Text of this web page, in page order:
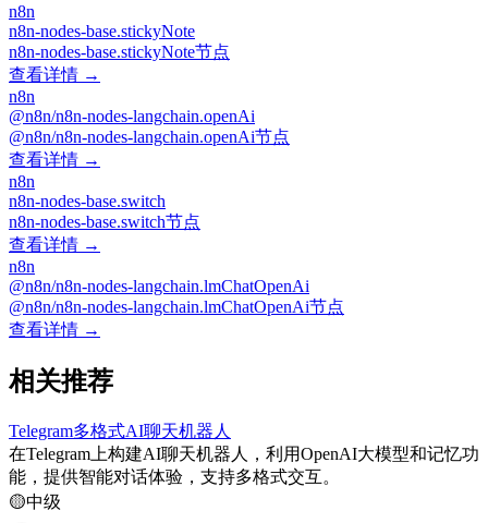
n8n
n8n-nodes-base.stickyNote
n8n-nodes-base.stickyNote节点
查看详情 →
n8n
@n8n/n8n-nodes-langchain.openAi
@n8n/n8n-nodes-langchain.openAi节点
查看详情 →
n8n
n8n-nodes-base.switch
n8n-nodes-base.switch节点
查看详情 →
n8n
@n8n/n8n-nodes-langchain.lmChatOpenAi
@n8n/n8n-nodes-langchain.lmChatOpenAi节点
查看详情 →
相关推荐
Telegram多格式AI聊天机器人
在Telegram上构建AI聊天机器人，利用OpenAI大模型和记忆功
能，提供智能对话体验，支持多格式交互。
🟡中级